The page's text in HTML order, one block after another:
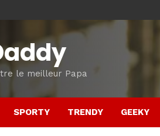
le meilleur Papa
SPORTY TRENDY GEEKY